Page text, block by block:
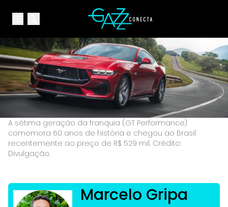
Open main menuYour Company
A sétima geração da franquia (GT Performance)
comemora 60 anos de história e chegou ao Brasil
recentemente ao preço de R$ 529 mil. Crédito:
Divulgação.
Marcelo Gripa